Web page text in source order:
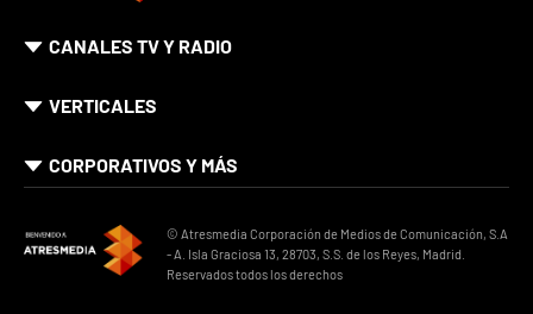
CANALES TV Y RADIO
VERTICALES
CORPORATIVOS Y MÁS
© Atresmedia Corporación de Medios de Comunicación, S.A
- A. Isla Graciosa 13, 28703, S.S. de los Reyes, Madrid.
Reservados todos los derechos